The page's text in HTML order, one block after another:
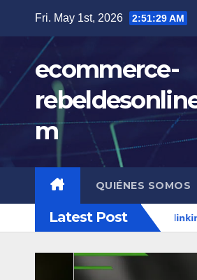
Fri. May 1st, 2026 2:51:31 AM
ecommerce-
m
QUIÉNES SOMOS
Latest Post
On-Page y Backlinking